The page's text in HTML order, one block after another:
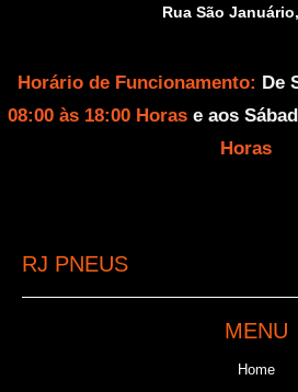
Rua São
Horário de Funcionamento: De
08:00 às 18:00 Horas e aos
Horas
RJ PNEUS
MENU
Home